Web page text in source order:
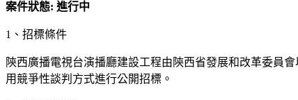
案件狀態: 進行中
1、招標條件
陝西廣播電視台演播廳建設工程由陝西省發展和改革委員
用競爭性談判方式進行公開招標。